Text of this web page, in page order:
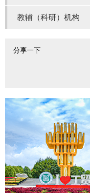
教辅（科研）机构
分享一下